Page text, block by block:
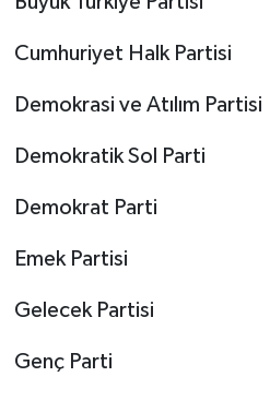
Cumhuriyet Halk Partisi
Demokrasi ve Atılım Partisi
Demokratik Sol Parti
Demokrat Parti
Emek Partisi
Gelecek Partisi
Genç Parti